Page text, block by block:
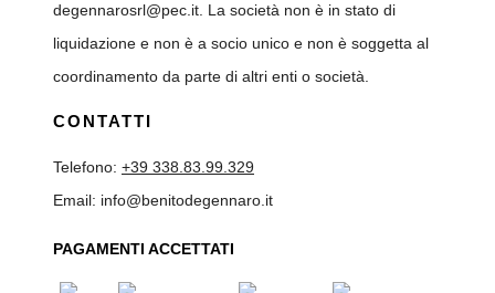
degennarosrl@pec.it. La società non è in stato di
liquidazione e non è a socio unico e non è soggetta al
coordinamento da parte di altri enti o società.
CONTATTI
Telefono: +39 338.83.99.329
Email: info@benitodegennaro.it
PAGAMENTI ACCETTATI